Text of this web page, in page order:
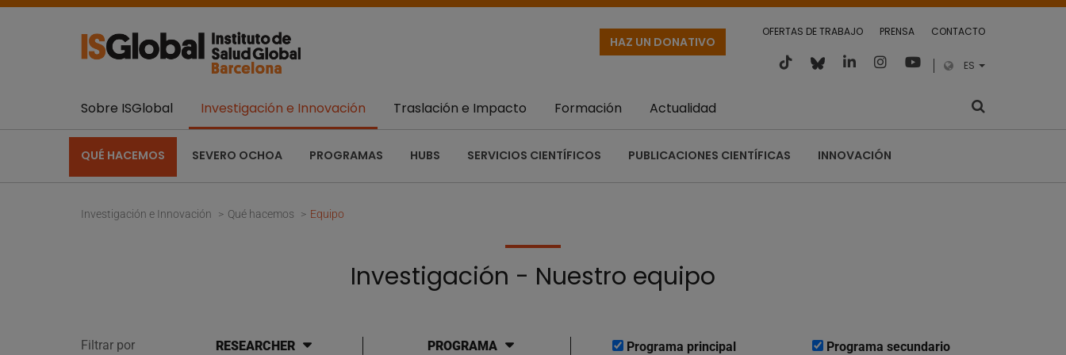
OFERTAS DE TRABAJO PRENSA CONTACTO
ES
HAZ UN DONATIVO
Sobre ISGlobal Investigación e Innovación
QUÉ HACEMOS SEVERO OCHOA PROGRAMAS HUBS SERVICIOS CIENTÍFICOS PUBLICACIONES CIENTÍFICAS INNOVACIÓN
Traslación e Impacto Formación Actualidad
Investigación e Innovación Qué hacemos Equipo
Investigación - Nuestro equipo
Filtrar por RESEARCHER PROGRAMA Programa principal Programa secundario